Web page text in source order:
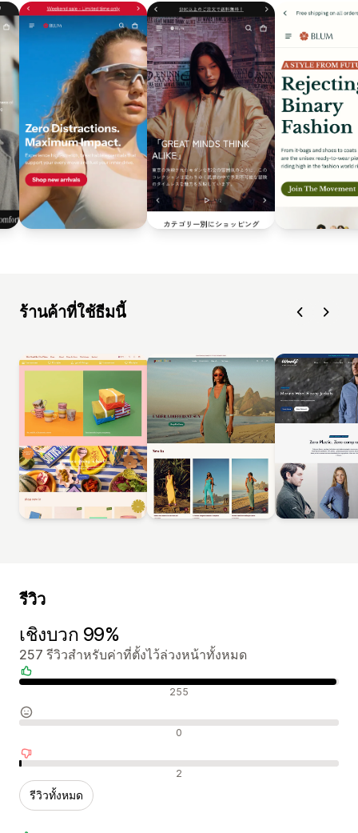
ร้านค้าที่ใช้ธีมนี้
รีวิว
เชิงบวก 99%
257 รีวิวสำหรับค่าที่ตั้งไว้ล่วงหน้าทั้งหมด
รีวิวเชิงบวก 255
รีวิวที่เป็นกลาง 0
รีวิวเชิงลบ 2
รีวิวทั้งหมด